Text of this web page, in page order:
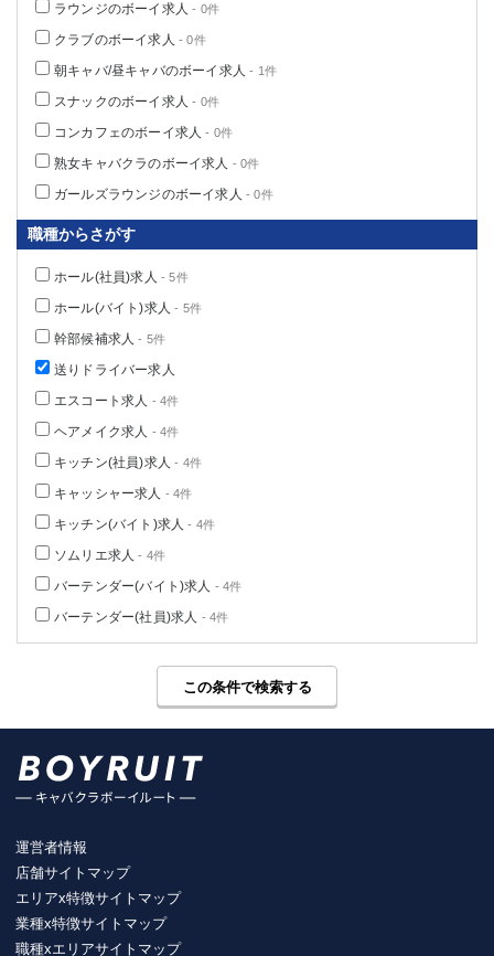
ラウンジのボーイ求人 - 0件
クラブのボーイ求人 - 0件
朝キャバ/昼キャバのボーイ求人 - 1件
スナックのボーイ求人 - 0件
コンカフェのボーイ求人 - 0件
熟女キャバクラのボーイ求人 - 0件
ガールズラウンジのボーイ求人 - 0件
職種からさがす
ホール(社員)求人 - 5件
ホール(バイト)求人 - 5件
幹部候補求人 - 5件
送りドライバー求人
エスコート求人 - 4件
ヘアメイク求人 - 4件
キッチン(社員)求人 - 4件
キャッシャー求人 - 4件
キッチン(バイト)求人 - 4件
ソムリエ求人 - 4件
バーテンダー(バイト)求人 - 4件
バーテンダー(社員)求人 - 4件
この条件で検索する
運営者情報
店舗サイトマップ
エリアx特徴サイトマップ
業種x特徴サイトマップ
職種xエリアサイトマップ